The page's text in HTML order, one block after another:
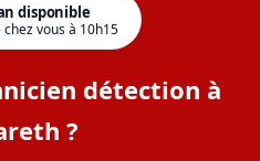
disponible
vous à 10h15
détection à
?